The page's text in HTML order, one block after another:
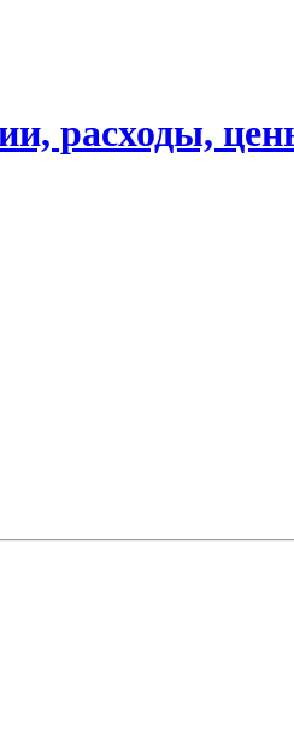
расходы,